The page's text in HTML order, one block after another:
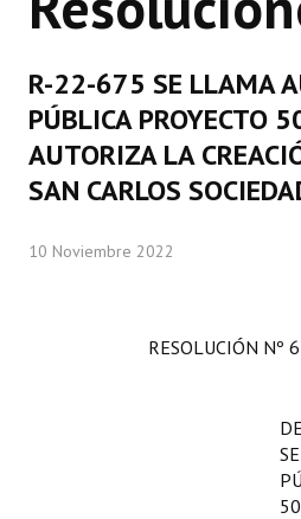
CONCEJO
Integrantes del Concejo
Comisiones Permanentes
Comisiones Especiales
Concejales Mandato Cumplido
R-22-675 SE LLAMA
PÚBLICA PROYECTO
AUTORIZA LA
SAN CARLOS
10 Noviembre 2022
RESOLUCIÓN Nº